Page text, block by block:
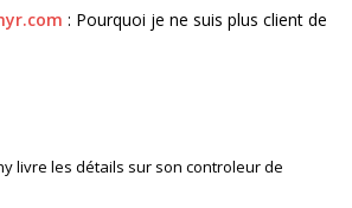
: Pourquoi je ne suis plus client de
livre les détails sur son controleur de